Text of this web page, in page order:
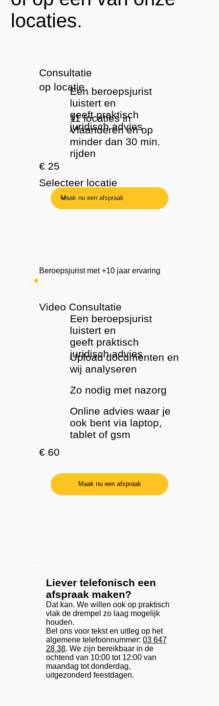
locaties.
Beroepsjurist met +10 jaar ervaring
Consultatie
op locatieEen beroepsjurist
luistert en
geeft praktisch
juridisch advies
11 locaties in
Vlaanderen en op
minder dan 30 min.
rijden
€ 25
Selecteer locatie
Video Consultatie
Een beroepsjurist
luistert en
geeft praktisch
juridisch advies
Upload documenten en
wij analyseren
Zo nodig met nazorg
Online advies waar je
ook bent via laptop,
tablet of gsm
€ 60
Maak nu een afspraak
Liever telefonisch een
afspraak maken?
Dat kan. We willen ook op praktisch
vlak de drempel zo laag mogelijk
houden.
Bel ons voor tekst en uitleg op het
algemene telefoonnummer: 03 647
28 38. We zijn bereikbaar in de
ochtend van 10:00 tot 12:00 van
maandag tot donderdag,
uitgezonderd feestdagen.